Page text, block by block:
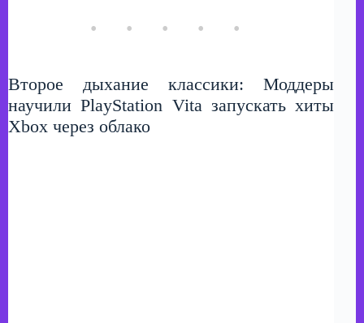
Второе дыхание классики: Моддеры
научили PlayStation Vita запускать хиты
Xbox через облако